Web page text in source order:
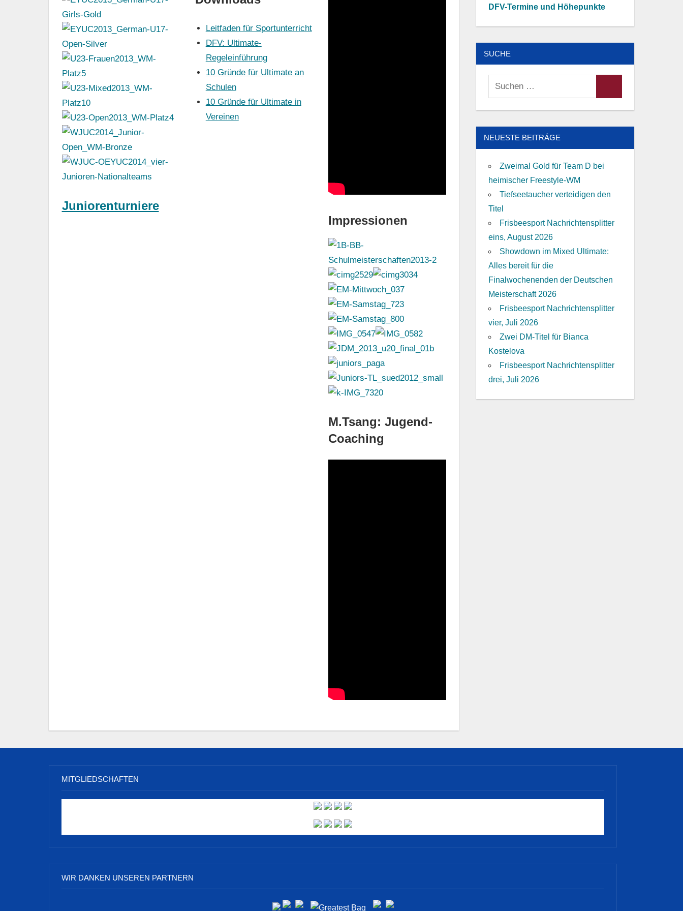
Juniorenturniere
Leitfaden für Sportunterricht
DFV: Ultimate-
Regeleinführung
10 Gründe für Ultimate an
Schulen
10 Gründe für Ultimate in
Vereinen
Impressionen
M.Tsang: Jugend-
Coaching
DFV-Termine und Höhepunkte
SUCHE
Suchen
NEUESTE BEITRÄGE
Zweimal Gold für Team D bei
heimischer Freestyle-WM
Tiefseetaucher verteidigen den
Titel
Frisbeesport Nachrichtensplitter
eins, August 2026
Showdown im Mixed Ultimate:
Alles bereit für die
Finalwochenenden der Deutschen
Meisterschaft 2026
Frisbeesport Nachrichtensplitter
vier, Juli 2026
Zwei DM-Titel für Bianca
Kostelova
Frisbeesport Nachrichtensplitter
drei, Juli 2026
MITGLIEDSCHAFTEN
WIR DANKEN UNSEREN PARTNERN